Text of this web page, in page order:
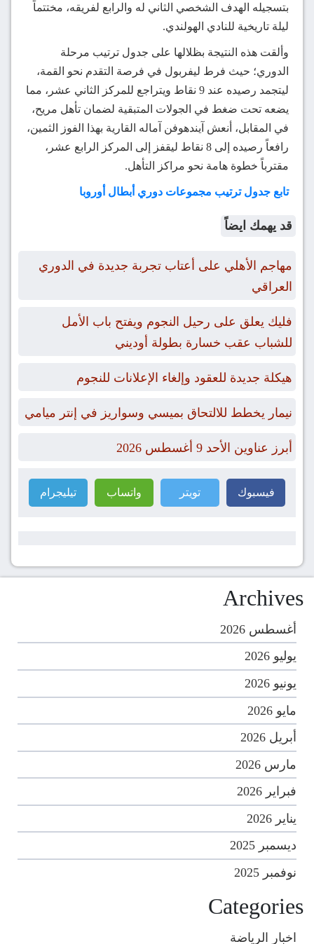
بتسجيله الهدف الشخصي الثاني له والرابع لفريقه، مختتماً
ليلة تاريخية للنادي الهولندي.
وألقت هذه النتيجة بظلالها على جدول ترتيب مرحلة
الدوري؛ حيث فرط ليفربول في فرصة التقدم نحو القمة،
ليتجمد رصيده عند 9 نقاط ويتراجع للمركز الثاني عشر، مما
يضعه تحت ضغط في الجولات المتبقية لضمان تأهل مريح،
في المقابل، أنعش آيندهوفن آماله القارية بهذا الفوز الثمين،
رافعاً رصيده إلى 8 نقاط ليقفز إلى المركز الرابع عشر،
مقترباً خطوة هامة نحو مراكز التأهل.
تابع جدول ترتيب مجموعات دوري أبطال أوروبا
قد يهمك ايضاً
مهاجم الأهلي على أعتاب تجربة جديدة في الدوري
العراقي
فليك يعلق على رحيل النجوم ويفتح باب الأمل
للشباب عقب خسارة بطولة أوديني
هيكلة جديدة للعقود وإلغاء الإعلانات للنجوم
نيمار يخطط للالتحاق بميسي وسواريز في إنتر ميامي
أبرز عناوين الأحد 9 أغسطس 2026
فيسبوك تويتر واتساب تيليجرام
Archives
أغسطس 2026
يوليو 2026
يونيو 2026
مايو 2026
أبريل 2026
مارس 2026
فبراير 2026
يناير 2026
ديسمبر 2025
نوفمبر 2025
Categories
اخبار الرياضة